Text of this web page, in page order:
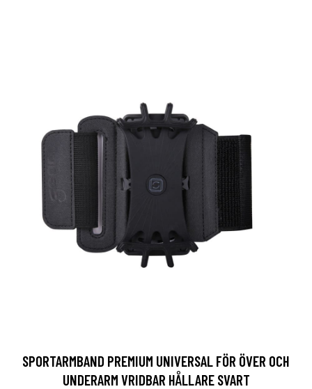
SPORTARMBAND PREMIUM UNIVERSAL FÖR ÖVER OCH
UNDERARM VRIDBAR HÅLLARE SVART